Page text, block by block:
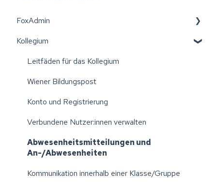
FoxAdmin
Wiener Bildungspost
Erste Schritte: Aktivierung der Einrichtung
Einstellungen Ihrer Einrichtung verwalten
Excellisten erstellen
Elternvereine
Administration: Klassen/Gruppen verwalten
Kollegium
Leitfäden für das Kollegium
Wiener Bildungspost
Konto und Registrierung
Verbundene Nutzer:innen verwalten
Abwesenheitsmitteilungen und
An-/Abwesenheiten
Kommunikation innerhalb einer Klasse/Gruppe